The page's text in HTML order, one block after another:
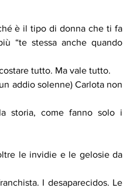
è il tipo di donna che ti fa
“te stessa anche quando
tutto. Ma vale tutto.
addio solenne) Carlota non
storia, come fanno solo i
le invidie e le gelosie da
I desaparecidos. Le